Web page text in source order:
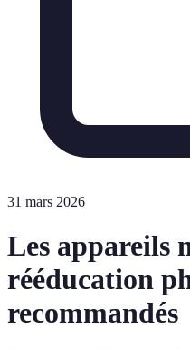
31 mars 2026
Les appareils
rééducation
recommandés